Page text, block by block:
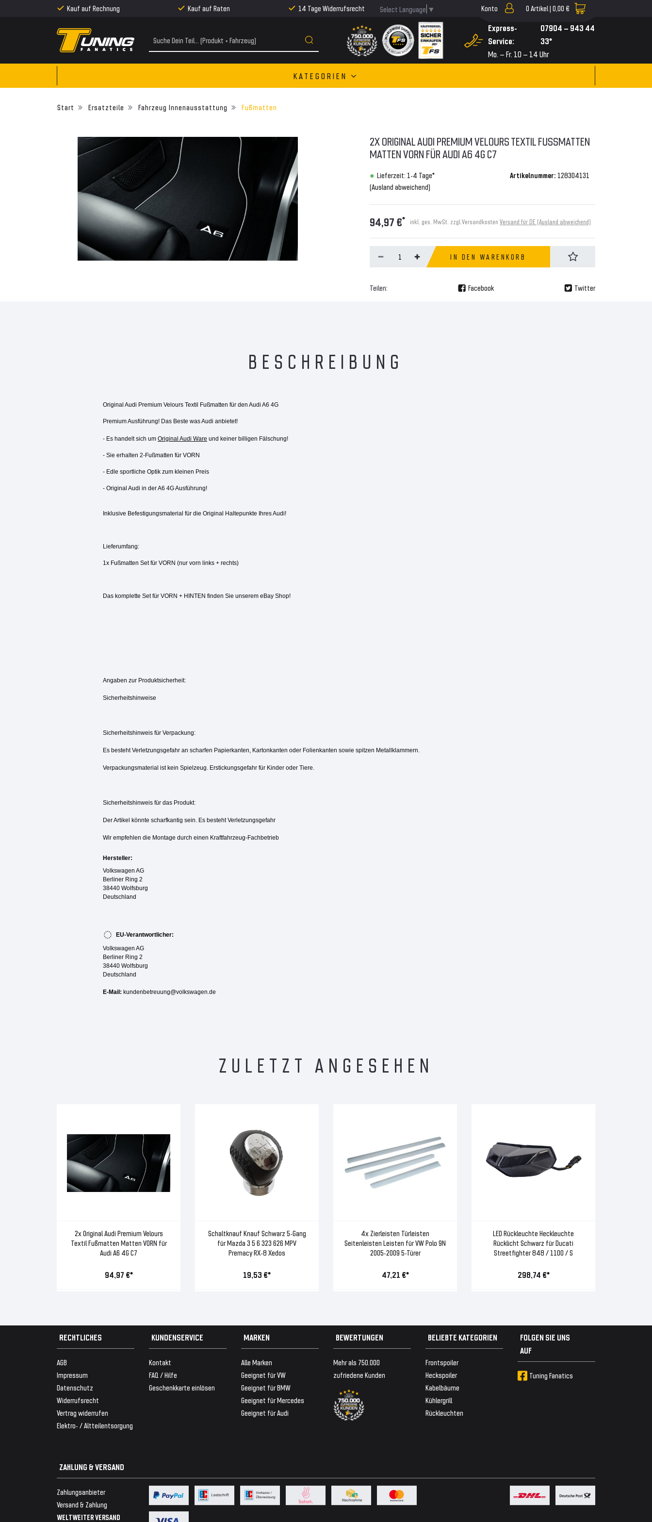
Kauf auf Rechnung Kauf auf Raten 14 Tage Widerrufsrecht Select Language ▼ Konto 0 Artikel | 0,00 €
Express-
Service:
07904 – 943 44
33*
Mo. – Fr. 10 – 14 Uhr
KATEGORIEN
Ersatzteile Fahrzeug Innenausstattung Fußmatten
2X ORIGINAL AUDI PREMIUM VELOURS TEXTIL FUSSMATTEN M
ATTEN VORN FÜR AUDI A6 4G C7
Lieferzeit: 1-4 Tage*
(Ausland abweichend)
Artikelnummer: 128304131
94,97 €* inkl. ges. MwSt. zzgl. Versandkosten Versand für DE (Ausland abweichend)
IN DEN WARENKORB
Teilen: Facebook Twitter
BESCHREIBUNG
Original Audi Premium Velours Textil Fußmatten für den Audi A6 4G
Premium Ausführung! Das Beste was Audi anbietet!
- Es handelt sich um Original Audi Ware und keiner billigen Fälschung!
- Sie erhalten 2-Fußmatten für VORN
- Edle sportliche Optik zum kleinen Preis
- Original Audi in der A6 4G Ausführung!
Inklusive Befestigungsmaterial für die Original Haltepunkte Ihres Audi!
Lieferumfang:
1x Fußmatten Set für VORN (nur vorn links + rechts)
Das komplette Set für VORN + HINTEN finden Sie unserem eBay Shop!
Angaben zur Produktsicherheit:
Sicherheitshinweise
Sicherheitshinweis für Verpackung:
Es besteht Verletzungsgefahr an scharfen Papierkanten, Kartonkanten oder Folienkanten sowie spitzen Metallklammern.
Verpackungsmaterial ist kein Spielzeug. Erstickungsgefahr für Kinder oder Tiere.
Sicherheitshinweis für das Produkt:
Der Artikel könnte scharfkantig sein. Es besteht Verletzungsgefahr
Wir empfehlen die Montage durch einen Kraftfahrzeug-Fachbetrieb
Hersteller:
Volkswagen AG
Berliner Ring 2
38440 Wolfsburg
Deutschland
EU-Verantwortlicher:
Volkswagen AG
Berliner Ring 2
38440 Wolfsburg
Deutschland
E-Mail: kundenbetreuung@volkswagen.de
ZULETZT ANGESEHEN
2x Original Audi Premium Velours
Textil Fußmatten Matten VORN für
Audi A6 4G C7
94,97 €*
Schaltknauf Knauf Schwarz 5-Gang
für Mazda 3 5 6 323 626 MPV
Premacy RX-8 Xedos
19,53 €*
4x Zierleisten Türleisten
Seitenleisten Leisten für VW Polo 9N
2005-2009 5-Türer
47,21 €*
LED Rückleuchte Heckleuchte
Rücklicht Schwarz für Ducati
Streetfighter 848 / 1100 / S
298,74 €*
RECHTLICHES
AGB
Impressum
Datenschutz
Widerrufsrecht
Vertrag widerrufen
Elektro- / Altteilentsorgung
KUNDENSERVICE
Kontakt
FAQ / Hilfe
Geschenkkarte einlösen
MARKEN
Alle Marken
Geeignet für VW
Geeignet für BMW
Geeignet für Mercedes
Geeignet für Audi
BEWERTUNGEN
Mehr als 750.000
zufriedene Kunden
BELIEBTE KATEGORIEN
Frontspoiler
Heckspoiler
Kabelbäume
Kühlergrill
Rückleuchten
FOLGEN SIE UNS
AUF
Tuning Fanatics
ZAHLUNG & VERSAND
Zahlungsanbieter
Versand & Zahlung
WELTWEITER VERSAND